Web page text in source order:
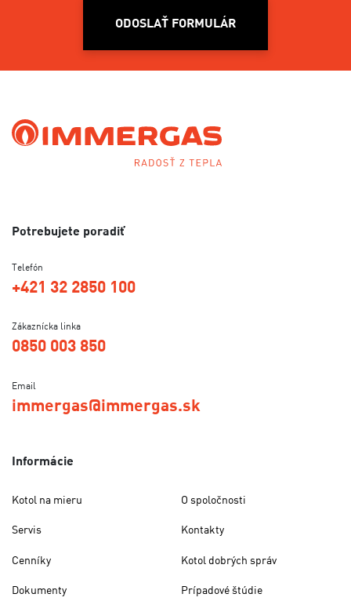
ODOSLAŤ FORMULÁR
Potrebujete poradiť
Telefón
+421 32 2850 100
Zákaznícka linka
0850 003 850
Email
immergas@immergas.sk
Informácie
Kotol na mieru
Servis
Cenníky
Dokumenty
O spoločnosti
Kontakty
Kotol dobrých správ
Prípadové štúdie